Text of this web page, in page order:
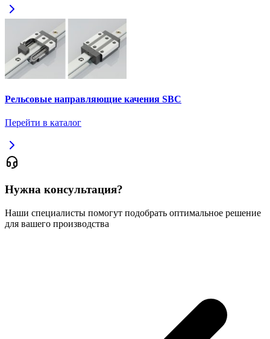
Рельсовые направляющие качения SBC
Перейти в каталог
Нужна консультация?
Наши специалисты помогут подобрать оптимальное решение
для вашего производства